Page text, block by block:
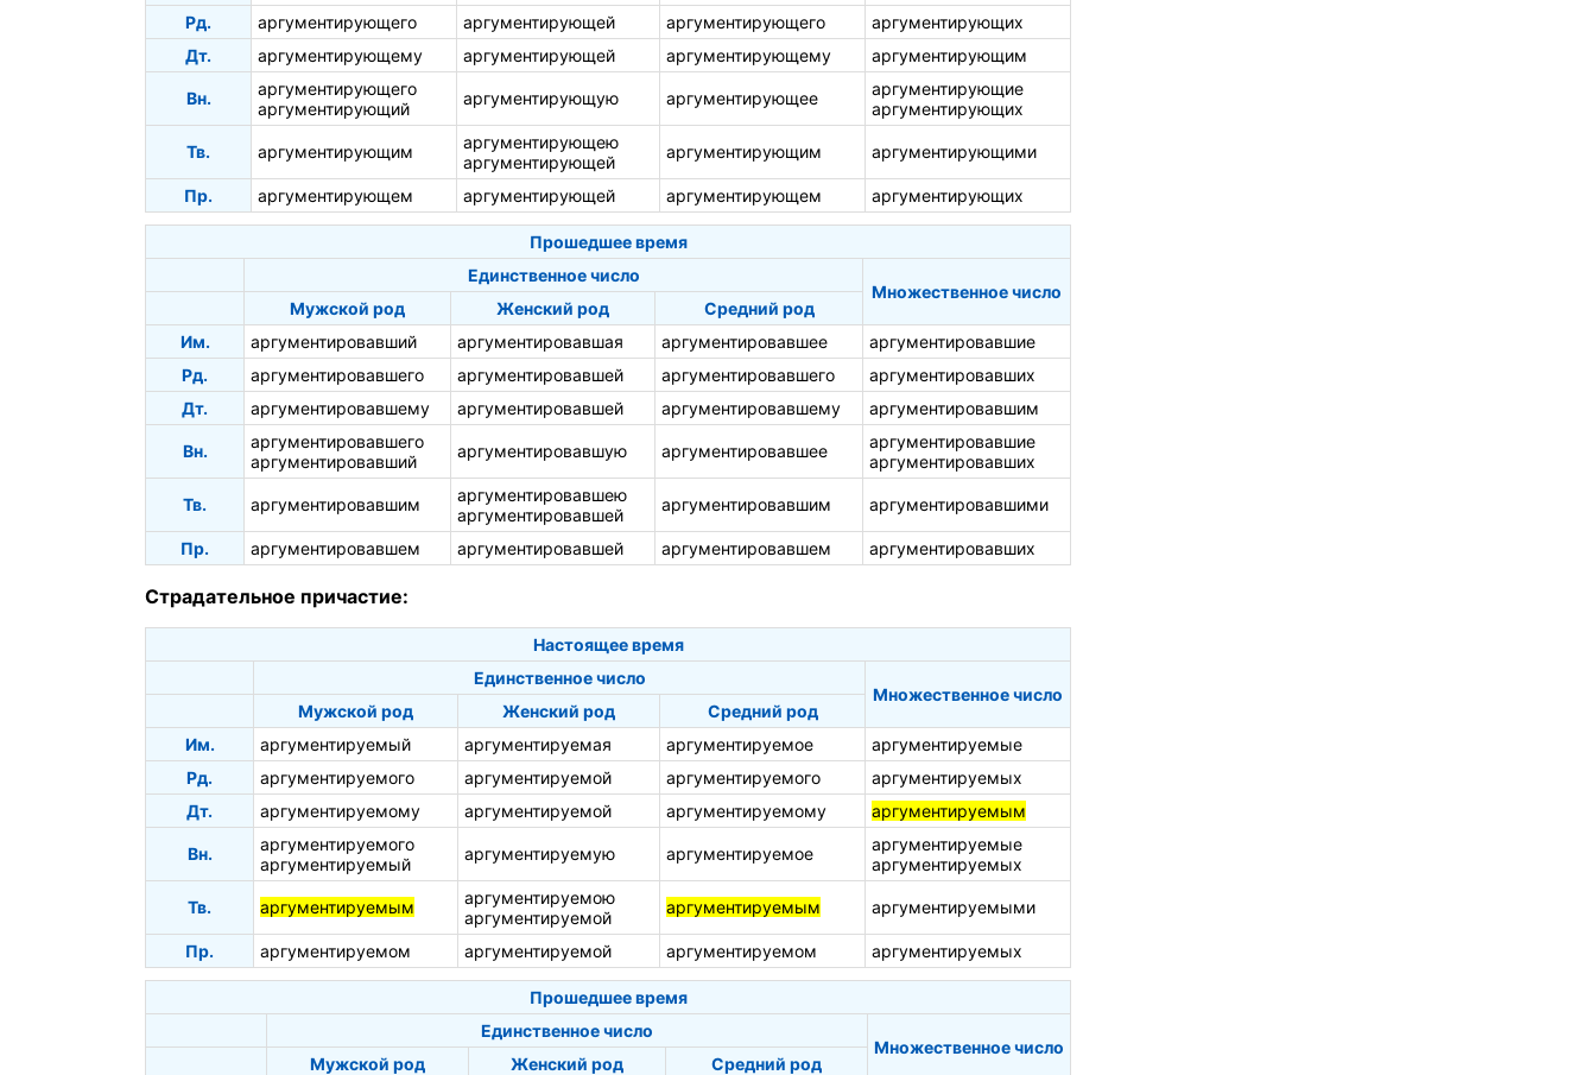
Рд.
аргументирующего аргументирующей аргументирующего
аргументирующих
Дт.
аргументирующему аргументирующей аргументирующему аргументирующим
Вн.
аргументирующего
аргументирующий
аргументирующую аргументирующее
аргументирующие
аргументирующих
Тв. аргументирующим
аргументирующею
аргументирующей
аргументирующим аргументирующими
Пр. аргументирующем аргументирующей аргументирующем аргументирующих
Прошедшее время
Единственное число
Множественное число
Мужской род
Женский род
Средний род
Им.
аргументировавший аргументировавшая аргументировавшее
аргументировавшие
Рд.
аргументировавшего аргументировавшей аргументировавшего
аргументировавших
Дт.
аргументировавшему аргументировавшей аргументировавшему аргументировавшим
Вн.
аргументировавшего
аргументировавший
аргументировавшую аргументировавшее
аргументировавшие
аргументировавших
Тв. аргументировавшим
аргументировавшею
аргументировавшей
аргументировавшим аргументировавшими
Пр. аргументировавшем аргументировавшей аргументировавшем аргументировавших
Страдательное причастие:
Настоящее время
Единственное число
Множественное число
Мужской род
Женский род
Средний род
Им.
аргументируемый аргументируемая аргументируемое
аргументируемые
Рд.
аргументируемого аргументируемой аргументируемого
аргументируемых
Дт.
аргументируемому аргументируемой аргументируемому аргументируемым
Вн.
аргументируемого
аргументируемый
аргументируемую аргументируемое
аргументируемые
аргументируемых
Тв. аргументируемым
аргументируемою
аргументируемой
аргументируемым аргументируемыми
Пр. аргументируемом аргументируемой аргументируемом аргументируемых
Прошедшее время
Единственное число
Множественное число
Мужской род
Женский род
Средний род